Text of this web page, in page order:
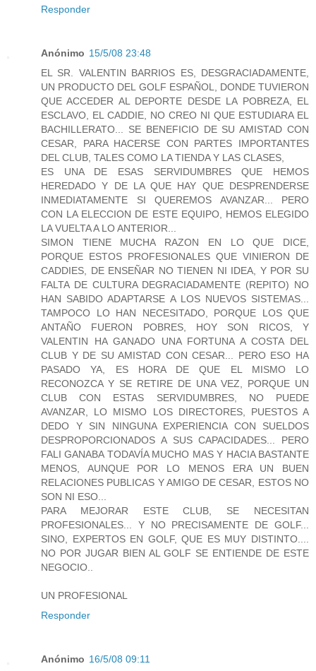
Responder
Anónimo 15/5/08 23:48
EL SR. VALENTIN BARRIOS ES, DESGRACIADAMENTE,
UN PRODUCTO DEL GOLF ESPAÑOL, DONDE TUVIERON
QUE ACCEDER AL DEPORTE DESDE LA POBREZA, EL
ESCLAVO, EL CADDIE, NO CREO NI QUE ESTUDIARA EL
BACHILLERATO... SE BENEFICIO DE SU AMISTAD CON
CESAR, PARA HACERSE CON PARTES IMPORTANTES
DEL CLUB, TALES COMO LA TIENDA Y LAS CLASES,
ES UNA DE ESAS SERVIDUMBRES QUE HEMOS
HEREDADO Y DE LA QUE HAY QUE DESPRENDERSE
INMEDIATAMENTE SI QUEREMOS AVANZAR... PERO
CON LA ELECCION DE ESTE EQUIPO, HEMOS ELEGIDO
LA VUELTA A LO ANTERIOR...
SIMON TIENE MUCHA RAZON EN LO QUE DICE,
PORQUE ESTOS PROFESIONALES QUE VINIERON DE
CADDIES, DE ENSEÑAR NO TIENEN NI IDEA, Y POR SU
FALTA DE CULTURA DEGRACIADAMENTE (REPITO) NO
HAN SABIDO ADAPTARSE A LOS NUEVOS SISTEMAS...
TAMPOCO LO HAN NECESITADO, PORQUE LOS QUE
ANTAÑO FUERON POBRES, HOY SON RICOS, Y
VALENTIN HA GANADO UNA FORTUNA A COSTA DEL
CLUB Y DE SU AMISTAD CON CESAR... PERO ESO HA
PASADO YA, ES HORA DE QUE EL MISMO LO
RECONOZCA Y SE RETIRE DE UNA VEZ, PORQUE UN
CLUB CON ESTAS SERVIDUMBRES, NO PUEDE
AVANZAR, LO MISMO LOS DIRECTORES, PUESTOS A
DEDO Y SIN NINGUNA EXPERIENCIA CON SUELDOS
DESPROPORCIONADOS A SUS CAPACIDADES... PERO
FALI GANABA TODAVÍA MUCHO MAS Y HACIA BASTANTE
MENOS, AUNQUE POR LO MENOS ERA UN BUEN
RELACIONES PUBLICAS Y AMIGO DE CESAR, ESTOS NO
SON NI ESO...
PARA MEJORAR ESTE CLUB, SE NECESITAN
PROFESIONALES... Y NO PRECISAMENTE DE GOLF...
SINO, EXPERTOS EN GOLF, QUE ES MUY DISTINTO....
NO POR JUGAR BIEN AL GOLF SE ENTIENDE DE ESTE
NEGOCIO..
UN PROFESIONAL
Responder
Anónimo 16/5/08 09:11